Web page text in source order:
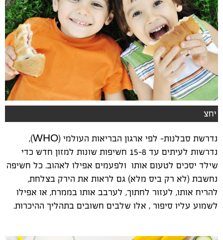
יחצ
נדרשת סבלנות- לפי ארגון הבריאות העולמי (WHO),
נדרשות לעיתים עד 8–15 חשיפות שונות למזון חדש כדי
שילד יסכים לטעום אותו ולפעמים אפילו לאהוב. כל חשיפה
נחשבת (לא רק ביס מלא) גם לראות את הירק בצלחת,
להריח אותו, לעזור לחתוך, לערבב אותו בממרח, או אפילו
לשמוע עליו סיפור , אלו שלבים חשובים בתהליך ההיכרות.